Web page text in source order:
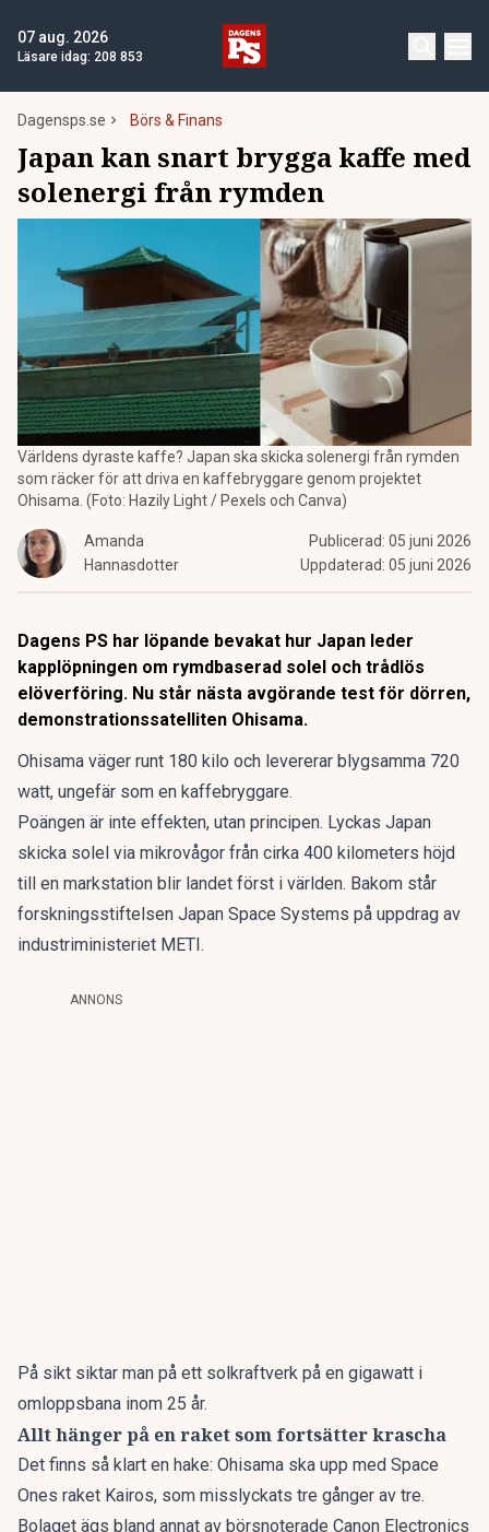
07 aug. 2026
Läsare idag: 208 853
Dagensps.se Börs & Finans
Japan kan snart brygga kaffe med
solenergi från rymden
Världens dyraste kaffe? Japan ska skicka solenergi från rymden
som räcker för att driva en kaffebryggare genom projektet
Ohisama. (Foto: Hazily Light / Pexels och Canva)
Amanda
Hannasdotter
Publicerad: 05 juni 2026
Uppdaterad: 05 juni 2026
Dagens PS har löpande bevakat hur Japan leder
kapplöpningen om rymdbaserad solel och trådlös
elöverföring. Nu står nästa avgörande test för dörren,
demonstrationssatelliten Ohisama.
Ohisama väger runt 180 kilo och levererar blygsamma 720
watt, ungefär som en kaffebryggare.
Poängen är inte effekten, utan principen. Lyckas Japan
skicka solel via mikrovågor från cirka 400 kilometers höjd
till en markstation blir landet först i världen. Bakom står
forskningsstiftelsen Japan Space Systems på uppdrag av
industriministeriet METI.
ANNONS
På sikt siktar man på ett solkraftverk på en gigawatt i
omloppsbana inom 25 år.
Allt hänger på en raket som fortsätter krascha
Det finns så klart en hake: Ohisama ska upp med Space
Ones raket Kairos, som misslyckats tre gånger av tre.
Bolaget ägs bland annat av börsnoterade Canon Electronics